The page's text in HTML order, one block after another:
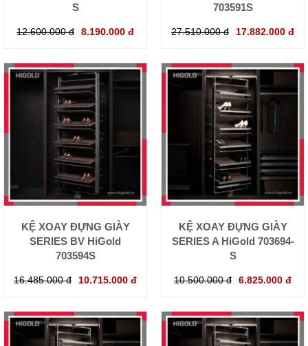
S
12.600.000 đ 8.190.000 đ
703591S
27.510.000 đ 17.882.000 đ
KỆ XOAY ĐỰNG GIÀY
SERIES BV HiGold
703594S
16.485.000 đ 10.715.000 đ
KỆ XOAY ĐỰNG GIÀY
SERIES A HiGold 703694-
S
10.500.000 đ 6.825.000 đ